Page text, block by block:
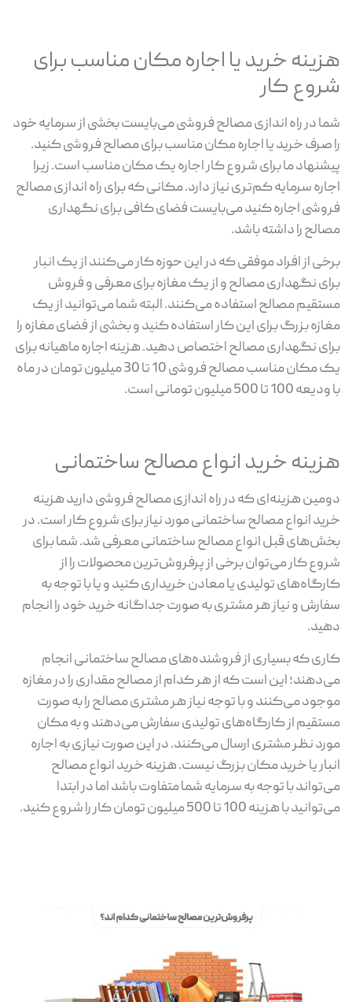
هزینه خرید یا اجاره مکان مناسب برای
شروع کار
شما در راه اندازی مصالح فروشی می‌بایست بخشی از سرمایه خود
را صرف خرید یا اجاره مکان مناسب برای مصالح فروشی کنید.
پیشنهاد ما برای شروع کار اجاره یک مکان مناسب است. زیرا
اجاره سرمایه کم‌تری نیاز دارد. مکانی که برای راه اندازی مصالح
فروشی اجاره کنید می‌بایست فضای کافی برای نگهداری
مصالح را داشته باشد.
برخی از افراد موفقی که در این حوزه کار می‌کنند از یک انبار
برای نگهداری مصالح و از یک مغازه برای معرفی و فروش
مستقیم مصالح استفاده می‌کنند. البته شما می‌توانید از یک
مغازه بزرگ برای این کار استفاده کنید و بخشی از فضای مغازه را
برای نگهداری مصالح اختصاص دهید. هزینه اجاره ماهیانه برای
یک مکان مناسب مصالح فروشی 10 تا 30 میلیون تومان در ماه
با ودیعه 100 تا 500 میلیون تومانی است.
هزینه خرید انواع مصالح ساختمانی
دومین هزینه‌ای که در راه اندازی مصالح فروشی دارید هزینه
خرید انواع مصالح ساختمانی مورد نیاز برای شروع کار است. در
بخش‌های قبل انواع مصالح ساختمانی معرفی شد. شما برای
شروع کار می‌توان برخی از پرفروش‌ترین محصولات را از
کارگاه‌های تولیدی یا معادن خریداری کنید و یا با توجه به
سفارش و نیاز هر مشتری به صورت جداگانه خرید خود را انجام
دهید.
کاری که بسیاری از فروشنده‌های مصالح ساختمانی انجام
می‌دهند؛ این است که از هر کدام از مصالح مقداری را در مغازه
موجود می‌کنند و با توجه نیاز هر مشتری مصالح را به صورت
مستقیم از کارگاه‌های تولیدی سفارش می‌دهند و به مکان
مورد نظر مشتری ارسال می‌کنند. در این صورت نیازی به اجاره
انبار یا خرید مکان بزرگ نیست. هزینه خرید انواع مصالح
می‌تواند با توجه به سرمایه شما متفاوت باشد اما در ابتدا
می‌توانید با هزینه 100 تا 500 میلیون تومان کار را شروع کنید.